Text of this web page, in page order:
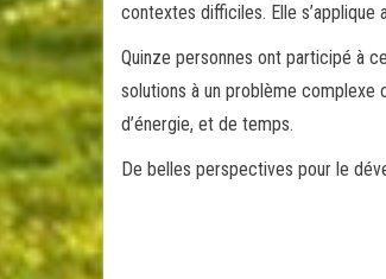
contextes difficiles. Elle
Quinze personnes ont participé à
solutions à un problème complexe
d’énergie, et de temps.
De belles perspectives pour le